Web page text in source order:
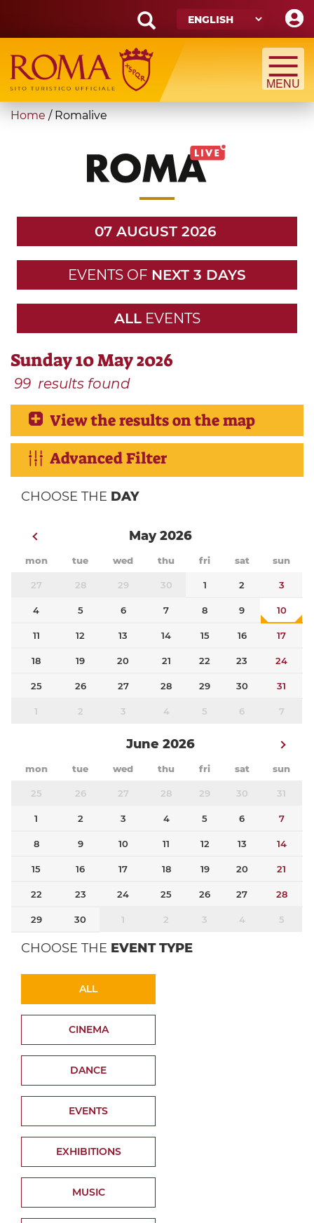
main
content
Search
form
Search
You
Home / Romalive
07 AUGUST 2026
EVENTS OF NEXT 3 DAYS
ALL EVENTS
Sunday 10 May 2026
99 results found
View the results on the map
Advanced Filter
CHOOSE THE DAY
May 2026
mon tue wed thu fri sat sun
27 28 29 30 1 2 3
4 5 6 7 8 9 10
11 12 13 14 15 16 17
18 19 20 21 22 23 24
25 26 27 28 29 30 31
1 2 3 4 5 6 7
June 2026
mon tue wed thu fri sat sun
25 26 27 28 29 30 31
1 2 3 4 5 6 7
8 9 10 11 12 13 14
15 16 17 18 19 20 21
22 23 24 25 26 27 28
29 30 1 2 3 4 5
CHOOSE THE EVENT TYPE
ALL
CINEMA
DANCE
EVENTS
EXHIBITIONS
MUSIC